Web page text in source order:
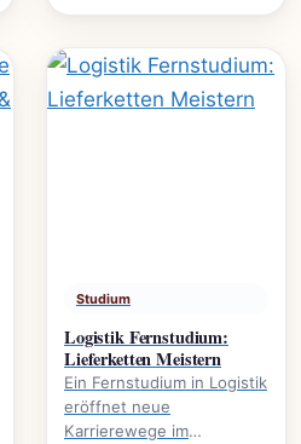
Studium
Logistik Fernstudium:
Lieferketten Meistern
Ein Fernstudium in Logistik
eröffnet neue
Karrierewege im